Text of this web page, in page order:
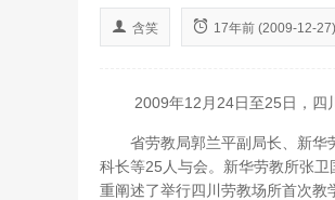
含笑 17年前 (2009-12-27)
2009年12月24日至25日，四川
省劳教局郭兰平副局长、新华劳
科长等25人与会。新华劳教所张
重阐述了举行四川劳教场所首次教